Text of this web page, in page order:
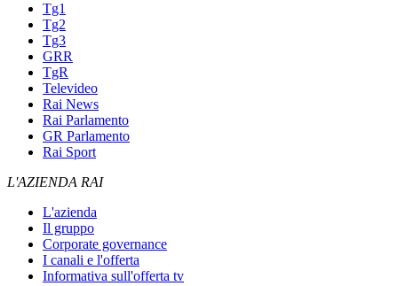
Tg1
Tg2
Tg3
GRR
TgR
Televideo
Rai News
Rai Parlamento
GR Parlamento
Rai Sport
L'AZIENDA RAI
L'azienda
Il gruppo
Corporate governance
I canali e l'offerta
Informativa sull'offerta tv